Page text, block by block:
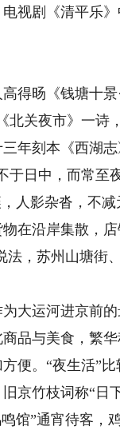
视剧《清平乐
旸《钱塘十景
关夜市》一诗
年刻本《西湖
于日中，而常
人影杂沓，不减
沿岸集散，店
，苏州山塘街
运河进京前的
品与美食，繁华
。“夜生活”比
京竹枝词称“日
馆”通宵待客，